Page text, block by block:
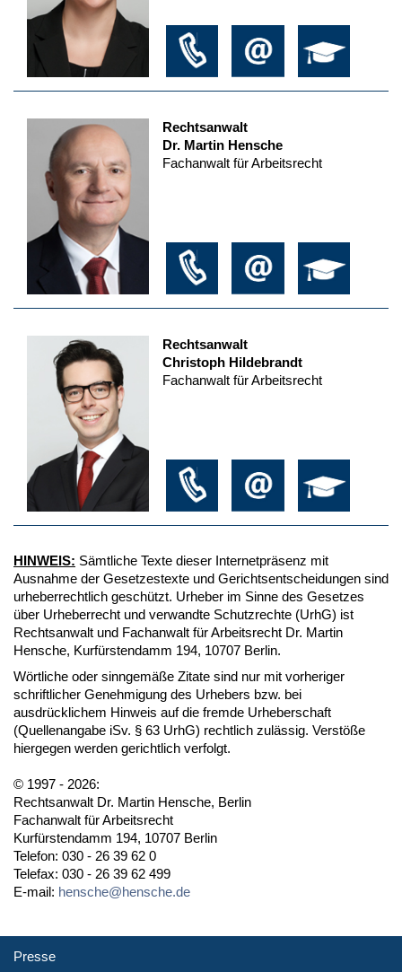
Rechtsanwalt
Dr. Martin Hensche
Fachanwalt für Arbeitsrecht
Rechtsanwalt
Christoph Hildebrandt
Fachanwalt für Arbeitsrecht
HINWEIS: Sämtliche Texte dieser Internetpräsenz mit
Ausnahme der Gesetzestexte und Gerichtsentscheidungen sind
urheberrechtlich geschützt. Urheber im Sinne des Gesetzes
über Urheberrecht und verwandte Schutzrechte (UrhG) ist
Rechtsanwalt und Fachanwalt für Arbeitsrecht Dr. Martin
Hensche, Kurfürstendamm 194, 10707 Berlin.
Wörtliche oder sinngemäße Zitate sind nur mit vorheriger
schriftlicher Genehmigung des Urhebers bzw. bei
ausdrücklichem Hinweis auf die fremde Urheberschaft
(Quellenangabe iSv. § 63 UrhG) rechtlich zulässig. Verstöße
hiergegen werden gerichtlich verfolgt.
© 1997 - 2026:
Rechtsanwalt Dr. Martin Hensche, Berlin
Fachanwalt für Arbeitsrecht
Kurfürstendamm 194, 10707 Berlin
Telefon: 030 - 26 39 62 0
Telefax: 030 - 26 39 62 499
E-mail: hensche@hensche.de
Presse